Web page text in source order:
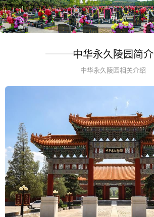
中华永久陵园简介
中华永久陵园相关介绍